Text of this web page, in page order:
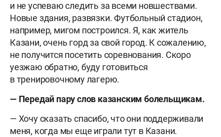
и не успеваю следить за всеми новшествами.
Новые здания, развязки. Футбольный стадион,
например, мигом построился. Я, как житель
Казани, очень горд за свой город. К сожалению,
не получится посетить соревнования. Скоро
уезжаю обратно, буду готовиться
в тренировочному лагерю.
— Передай пару слов казанским болельщикам.
— Хочу сказать спасибо, что они поддерживали
меня, когда мы еще играли тут в Казани.